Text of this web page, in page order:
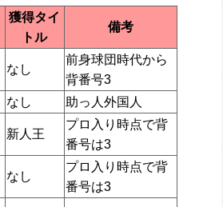
獲得タイ
トル
備考
なし
前身球団時代から
背番号3
なし 助っ人外国人
新人王
プロ入り時点で背
番号は3
なし
プロ入り時点で背
番号は3